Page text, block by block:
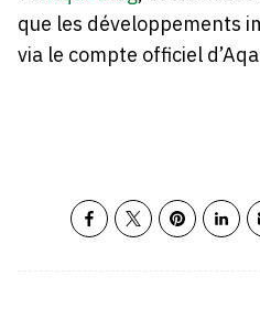
que les développements
via le compte officiel